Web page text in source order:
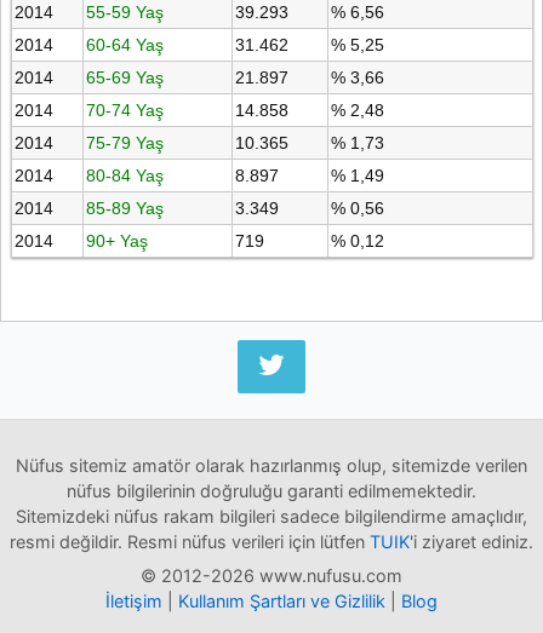
2014
55-59 Yaş 39.293
% 6,56
2014
60-64 Yaş 31.462
% 5,25
2014
65-69 Yaş 21.897
% 3,66
2014
70-74 Yaş 14.858
% 2,48
2014
75-79 Yaş 10.365
% 1,73
2014
80-84 Yaş 8.897
% 1,49
2014
85-89 Yaş 3.349
% 0,56
2014
90+ Yaş 719 % 0,12
Nüfus sitemiz amatör olarak hazırlanmış olup, sitemizde verilen
nüfus bilgilerinin doğruluğu garanti edilmemektedir.
Sitemizdeki nüfus rakam bilgileri sadece bilgilendirme amaçlıdır,
resmi değildir. Resmi nüfus verileri için lütfen TUIK'i ziyaret ediniz.
© 2012-2026 www.nufusu.com
İletişim
Kullanım Şartları ve Gizlilik Blog